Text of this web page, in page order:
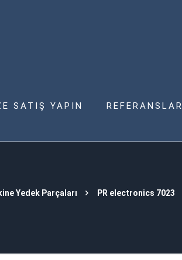
SATIŞ YAPIN REFERANSLAR
Yedek Parçaları PR electronics 7023